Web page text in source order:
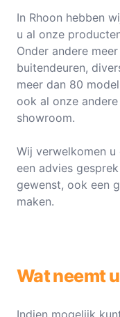
In Rhoon hebben
u al onze
Onder andere
buitendeuren,
meer dan 80
ook al onze
showroom.
Wij verwelkomen
een advies
gewenst, ook een
maken.
Wat neemt
Indien mogelijk